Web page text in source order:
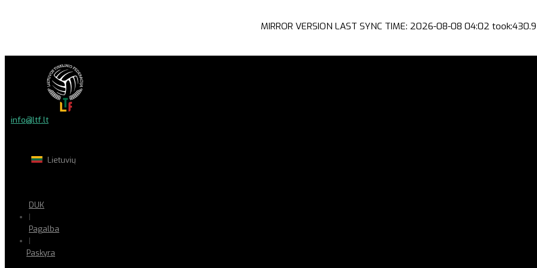
MIRROR VERSION LAST SYNC TIME: 2026-08-08 04:02
info@ltf.lt
Lietuvių
DUK
|
Pagalba
|
Paskyra